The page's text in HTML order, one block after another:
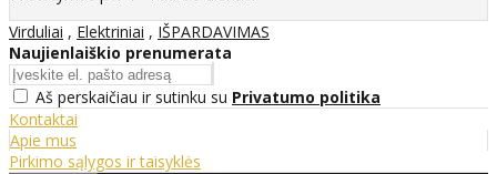
Virduliai , Elektriniai , IŠPARDAVIMAS
Naujienlaiškio prenumerata
Aš perskaičiau ir sutinku su Privatumo politika
Kontaktai
Apie mus
Pirkimo sąlygos ir taisyklės